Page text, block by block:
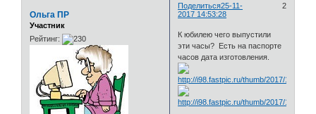
Поделиться 2
25-11-
2017 14:53:28
Ольга ПР
Участник
Рейтинг:
К юбилею чего выпустили
эти часы? Есть на паспорте
часов дата изготовления.